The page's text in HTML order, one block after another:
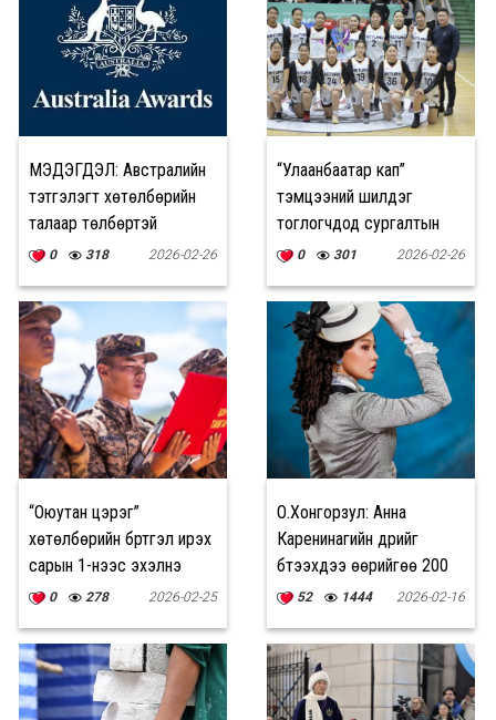
МЭДЭГДЭЛ: Австралийн
тэтгэлэгт хөтөлбөрийн
талаар төлбөртэй
үйлчилгээ үзүүлэхийг
0 318 2026-02-26
“Улаанбаатар кап”
тэмцээний шилдэг
тоглогчдод сургалтын
тэтгэлэг олгоно
0 301 2026-02-26
“Оюутан цэрэг”
хөтөлбөрийн бүртгэл ирэх
сарын 1-нээс эхэлнэ
0 278 2026-02-25
О.Хонгорзул: Анна
Каренинагийн дүрийг
бүтээхдээ өөрийгөө 200
хувь дайчилсан
52 1444 2026-02-16